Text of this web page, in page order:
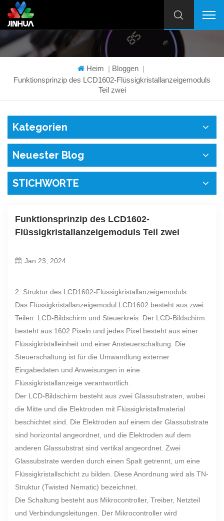
Heim | Bloggen |
Funktionsprinzip des LCD1602-Flüssigkristallanzeigemoduls
Teil zwei
Kategorien
Neuester Blog
STICHWORTE
Funktionsprinzip des LCD1602-
Flüssigkristallanzeigemoduls Teil zwei
Jan 23, 2024
2. Struktur des LCD1602-Flüssigkristallanzeigemoduls
Das Flüssigkristallanzeigemodul LCD1602 besteht aus zwei
Teilen: LCD-Bildschirm und Steuerkreis. Der LCD-Bildschirm
besteht aus 1602 Pixeln und jedes Pixel besteht aus einer
Flüssigkristalleinheit und einer Ansteuerschaltung. Die
Steuerschaltung ist für die Umwandlung externer
Eingabedaten und Anweisungen in eine
Flüssigkristallanzeige verantwortlich.
Der LCD-Bildschirm besteht aus zwei Glassubstraten, wobei
die Mitte und die Elektroden mit Flüssigkristallmaterial
beschichtet sind. Die Elektroden auf einem der Glassubstrate
sind horizontal angeordnet, und die Elektroden auf dem
anderen Glassubstrat sind vertikal angeordnet. Zwei
Glassubstrate werden durch einen Spalt getrennt, um eine
Flüssigkristallschicht zu bilden. Diese Anordnung wird als TN-
Struktur (Twisted Nematic) bezeichnet.
Die Schaltung besteht aus Mikrocontroller, Treiber, Netzteil
und Verbindungsleitungen. Der Mikrocontroller wird